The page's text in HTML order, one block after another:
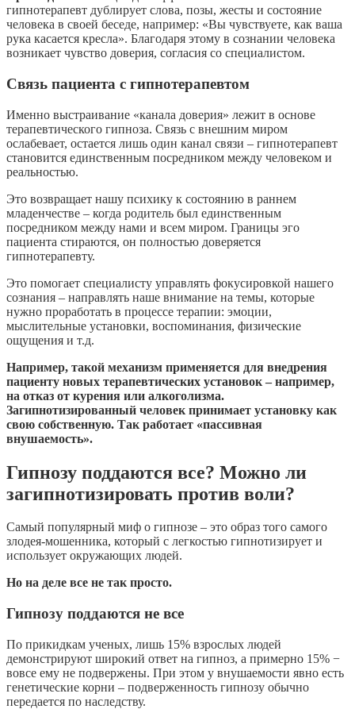
гипнотерапевт дублирует слова, позы, жесты и состояние
человека в своей беседе, например: «Вы чувствуете, как ваша
рука касается кресла». Благодаря этому в сознании человека
возникает чувство доверия, согласия со специалистом.
Связь пациента с гипнотерапевтом
Именно выстраивание «канала доверия» лежит в основе
терапевтического гипноза. Связь с внешним миром
ослабевает, остается лишь один канал связи – гипнотерапевт
становится единственным посредником между человеком и
реальностью.
Это возвращает нашу психику к состоянию в раннем
младенчестве – когда родитель был единственным
посредником между нами и всем миром. Границы эго
пациента стираются, он полностью доверяется
гипнотерапевту.
Это помогает специалисту управлять фокусировкой нашего
сознания – направлять наше внимание на темы, которые
нужно проработать в процессе терапии: эмоции,
мыслительные установки, воспоминания, физические
ощущения и т.д.
Например, такой механизм применяется для внедрения
пациенту новых терапевтических установок – например,
на отказ от курения или алкоголизма.
Загипнотизированный человек принимает установку как
свою собственную. Так работает «пассивная
внушаемость».
Гипнозу поддаются все? Можно ли
загипнотизировать против воли?
Самый популярный миф о гипнозе – это образ того самого
злодея-мошенника, который с легкостью гипнотизирует и
использует окружающих людей.
Но на деле все не так просто.
Гипнозу поддаются не все
По прикидкам ученых, лишь 15% взрослых людей
демонстрируют широкий ответ на гипноз, а примерно 15% −
вовсе ему не подвержены. При этом у внушаемости явно есть
генетические корни – подверженность гипнозу обычно
передается по наследству.